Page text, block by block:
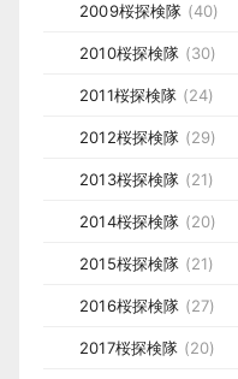
2009桜探検隊 (40)
2010桜探検隊 (30)
2011桜探検隊 (24)
2012桜探検隊 (29)
2013桜探検隊 (21)
2014桜探検隊 (20)
2015桜探検隊 (21)
2016桜探検隊 (27)
2017桜探検隊 (20)